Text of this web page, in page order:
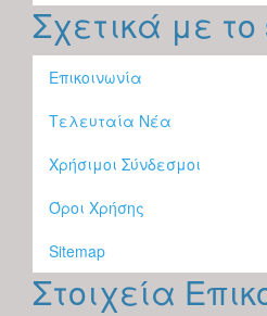
Σχετικά με το
Επικοινωνία
Τελευταία Νέα
Χρήσιμοι Σύνδεσμοι
Όροι Χρήσης
Sitemap
Στοιχεία